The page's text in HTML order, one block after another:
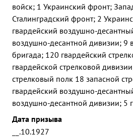
войск; 1 Украинский фронт;
Сталинградский фронт; 2
гвардейский воздушно-
воздушно-десантной дивизии; 9
бригада; 120 гвардейский
гвардейской стрелковой
стрелковый полк 18 запасной
гвардейский воздушно-
воздушно-десантной дивизии; 5
Дата призыва
__.10.1927